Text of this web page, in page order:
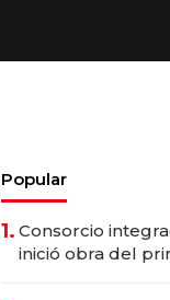
Popular
1. Consorcio
inició obra del